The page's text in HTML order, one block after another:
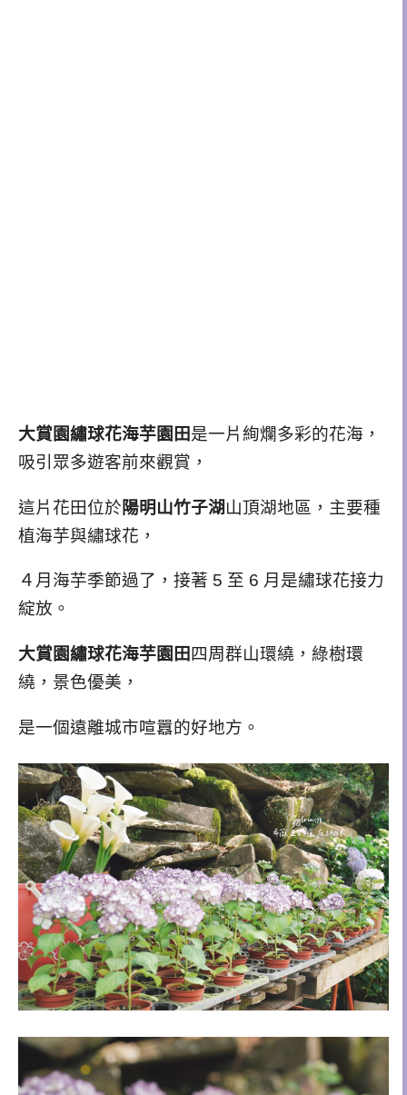
大賞園繡球花海芋園田是一片絢爛多彩的花海，
吸引眾多遊客前來觀賞，
這片花田位於陽明山竹子湖山頂湖地區，主要種
植海芋與繡球花，
４月海芋季節過了，接著 5 至 6 月是繡球花接力
綻放。
大賞園繡球花海芋園田 四周群山環繞，綠樹環
繞，景色優美，
是一個遠離城市喧囂的好地方。